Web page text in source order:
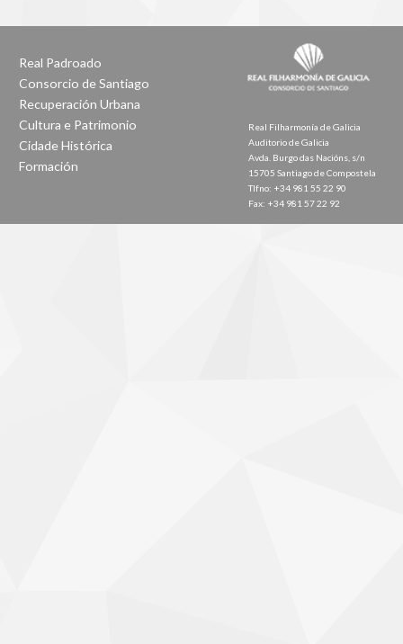
Real Padroado
Consorcio de Santiago
Recuperación Urbana
Cultura e Patrimonio
Cidade Histórica
Formación
Real Filharmonía de Galicia
Auditorio de Galicia
Avda. Burgo das Nacións, s/n
15705 Santiago de Compostela
Tlfno: +34 981 55 22 90
Fax: +34 981 57 22 92